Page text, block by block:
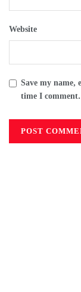
Website
Save my name,
time I comment.